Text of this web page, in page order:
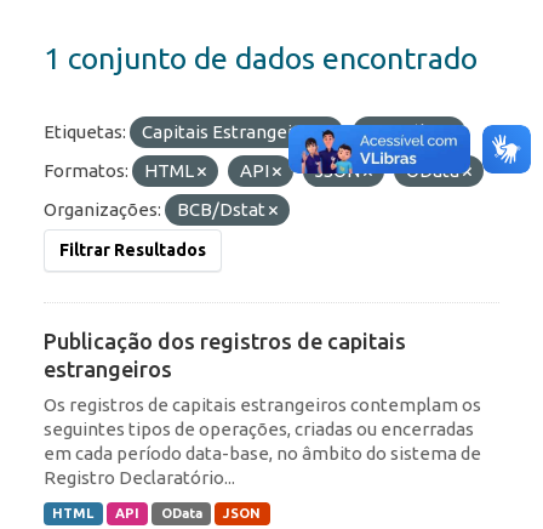
1 conjunto de dados encontrado
Etiquetas: Capitais Estrangeiros
Portfólio
Formatos:
HTML API JSON
OData
Organizações:
BCB/Dstat
Filtrar Resultados
Publicação dos registros de capitais
estrangeiros
Os registros de capitais estrangeiros contemplam os
seguintes tipos de operações, criadas ou encerradas
em cada período data-base, no âmbito do sistema de
Registro Declaratório...
HTML API OData JSON